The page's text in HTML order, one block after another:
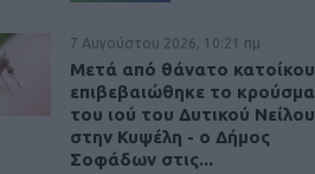
7 Αυγούστου 2026, 10:21 πμ
Μετά από θάνατο κατοίκου
επιβεβαιώθηκε το κρούσμα
του ιού του Δυτικού Νείλου
στην Κυψέλη - ο Δήμος
Σοφάδων στις...